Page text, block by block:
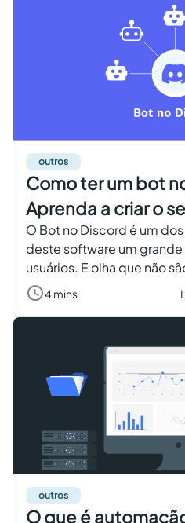
outros
Como ter um bot
Aprenda a criar o
O Bot no Discord é um
deste software um
usuários. E olha que não
4 mins
outros
O que é